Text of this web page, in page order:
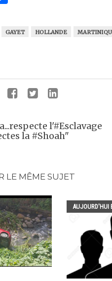
GAYET HOLLANDE
l'#Esclavage
la #Shoah"
LE MÊME SUJET
AUJOURD'HUI